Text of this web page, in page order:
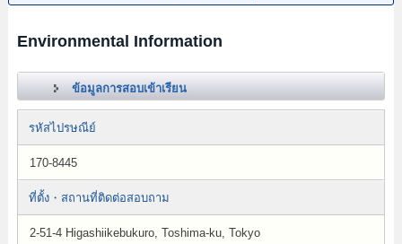
Environmental Information
ข้อมูลการสอบเข้าเรียน
รหัสไปรษณีย์
170-8445
ที่ตั้ง・สถานที่ติดต่อสอบถาม
2-51-4 Higashiikebukuro, Toshima-ku, Tokyo